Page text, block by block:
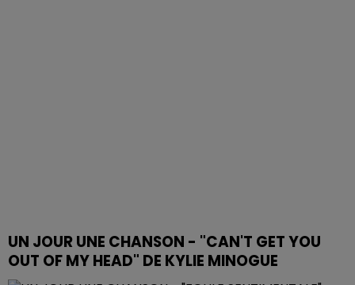
UN JOUR UNE CHANSON - "CAN'T GET YOU
OUT OF MY HEAD" DE KYLIE MINOGUE